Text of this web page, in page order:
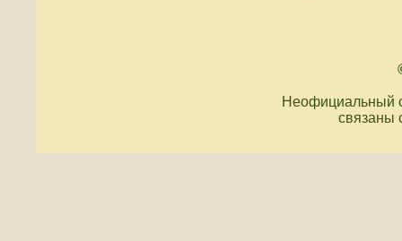
Неофициальный
связаны